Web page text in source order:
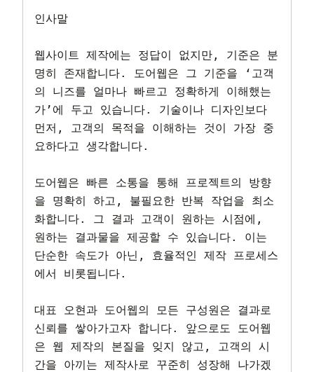
인사말
웹사이트 제작에는 정답이 없지만, 기준은 분
명히 존재합니다. 도어웹은 그 기준을 ‘고객
의 니즈를 얼마나 빠르고 정확하게 이해했는
가’에 두고 있습니다. 기술이나 디자인보다
먼저, 고객의 목적을 이해하는 것이 가장 중
요하다고 생각합니다.
도어웹은 빠른 소통을 통해 프로젝트의 방향
을 명확히 하고, 불필요한 반복 작업을 최소
화합니다. 그 결과 고객이 원하는 시점에,
원하는 결과물을 제공할 수 있습니다. 이는
단순한 속도가 아닌, 효율적인 제작 프로세스
에서 비롯됩니다.
대표 오현과 도어웹의 모든 구성원은 결과로
신뢰를 쌓아가고자 합니다. 앞으로도 도어웹
은 웹 제작의 본질을 잊지 않고, 고객의 시
간을 아끼는 제작사로 꾸준히 성장해 나가겠